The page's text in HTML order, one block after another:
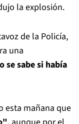
la explosión.
de la Policía,
una
se sabe si había
esta mañana que